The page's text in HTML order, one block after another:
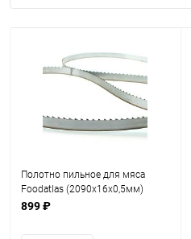
Полотно пильное для мяса
Foodatlas (2090x16x0,5мм)
899 ₽